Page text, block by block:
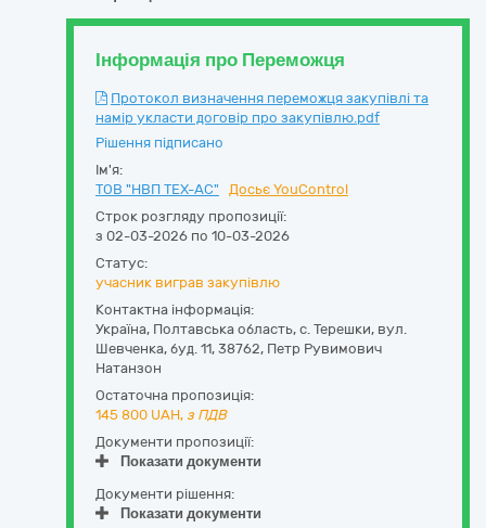
Інформація про Переможця
Протокол визначення переможця закупівлі та
намір укласти договір про закупівлю.pdf
Рішення підписано
Ім'я:
ТОВ "НВП ТЕХ-АС"
Досьє YouControl
Строк розгляду пропозиції:
з 02-03-2026 по 10-03-2026
Статус:
учасник виграв закупівлю
Контактна інформація:
Україна, Полтавська область, с. Терешки, вул.
Шевченка, буд. 11, 38762, Петр Рувимович
Натанзон
Остаточна пропозиція:
145 800 UAH, з ПДВ
Документи пропозиції:
Показати документи
Документи рішення:
Показати документи